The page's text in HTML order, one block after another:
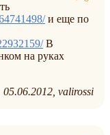
и еще по
В
на руках
05.06.2012 valirossi